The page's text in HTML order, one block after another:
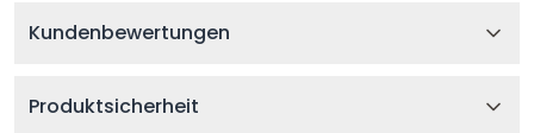
Kundenbewertungen
Produktsicherheit